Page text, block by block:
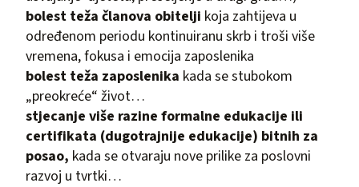
bolest teža članova obitelji koja zahtijeva u
određenom periodu kontinuiranu skrb i troši više
vremena, fokusa i emocija zaposlenika
bolest teža zaposlenika kada se stubokom
„preokreće“ život…
stjecanje više razine formalne edukacije ili
certifikata (dugotrajnije edukacije) bitnih za
posao, kada se otvaraju nove prilike za poslovni
razvoj u tvrtki…